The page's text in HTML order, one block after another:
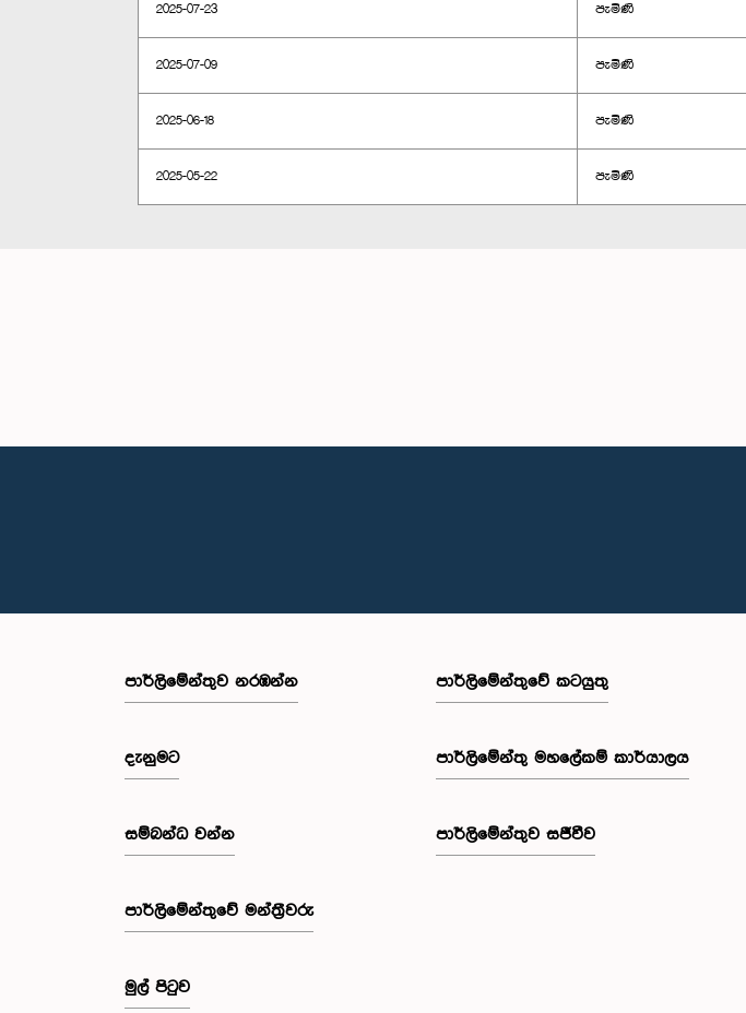
2025-07-23 පැමිණි
2025-07-09 පැමිණි
2025-06-18 පැමිණි
2025-05-22 පැමිණි
පාර්ලි‌මේන්තුව නරඹන්න
දැනුමට
සම්බන්ධ වන්න
පාර්ලි‌මේන්තුවේ මන්ත්‍රීවරු
මුල් පිටුව
පාර්ලිමේන්තුවේ කටයුතු
පාර්ලිමේන්තු මහලේකම් කාර්යාලය
පාර්ලිමේන්තුව සජීවීව